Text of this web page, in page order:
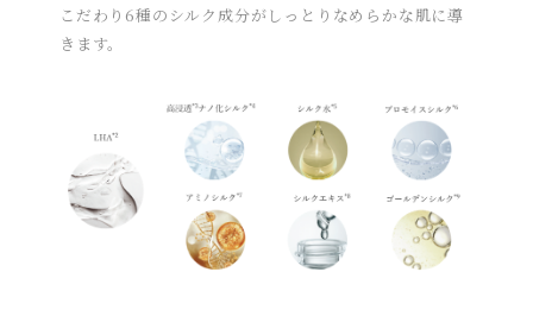
こだわり6種のシルク成分がしっとりなめらかな肌に導
きます。